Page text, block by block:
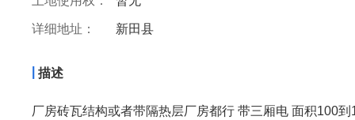
详细地址： 新田县
描述
厂房砖瓦结构或者带隔热层厂房都行 带三厢电 面积100